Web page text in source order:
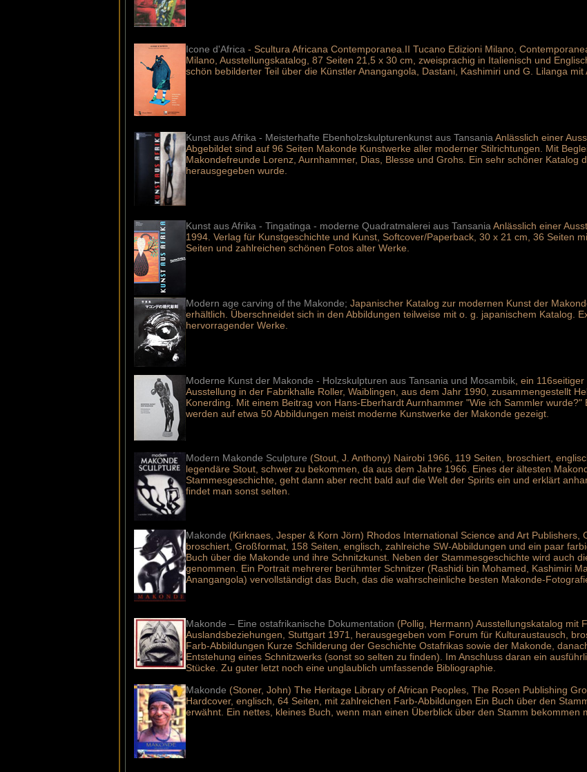
Icone d'Africa - Scultura Africana Contemporanea.II Tucano Edizioni Milano,
Milano, Ausstellungskatalog, 87 Seiten 21,5 x 30 cm, zweisprachig in Italienisch und
schön bebilderter Teil über die Künstler Anangangola, Dastani, Kashimiri und G. Lilanga mit
Kunst aus Afrika - Meisterhafte Ebenholzskulpturenkunst aus Tansania Anlässlich einer
Abgebildet sind auf 96 Seiten Makonde Kunstwerke aller moderner Stilrichtungen. Mit
Makondefreunde Lorenz, Aurnhammer, Dias, Blesse und Grohs. Ein sehr schöner Katalog
herausgegeben wurde.
Kunst aus Afrika - Tingatinga - moderne Quadratmalerei aus Tansania Anlässlich einer
1994. Verlag für Kunstgeschichte und Kunst, Softcover/Paperback, 30 x 21 cm, 36 Seiten
Seiten und zahlreichen schönen Fotos alter Werke.
Modern age carving of the Makonde; Japanischer Katalog zur modernen Kunst der
erhältlich. Überschneidet sich in den Abbildungen teilweise mit o. g. japanischem Katalog.
hervorragender Werke.
Moderne Kunst der Makonde - Holzskulpturen aus Tansania und Mosambik , ein
Ausstellung in der Fabrikhalle Roller, Waiblingen, aus dem Jahr 1990, zusammengestellt
Konerding. Mit einem Beitrag von Hans-Eberhardt Aurnhammer "Wie ich Sammler
werden auf etwa 50 Abbildungen meist moderne Kunstwerke der Makonde gezeigt.
Modern Makonde Sculpture (Stout, J. Anthony) Nairobi 1966, 119 Seiten, broschiert,
legendäre Stout, schwer zu bekommen, da aus dem Jahre 1966. Eines der ältesten
Stammesgeschichte, geht dann aber recht bald auf die Welt der Spirits ein und erklärt
findet man sonst selten.
Makonde (Kirknaes, Jesper & Korn Jörn) Rhodos International Science and Art Publishers,
broschiert, Großformat, 158 Seiten, englisch, zahlreiche SW-Abbildungen und ein paar
Buch über die Makonde und ihre Schnitzkunst. Neben der Stammesgeschichte wird auch
genommen. Ein Portrait mehrerer berühmter Schnitzer (Rashidi bin Mohamed, Kashimiri
Anangangola) vervollständigt das Buch, das die wahrscheinliche besten Makonde-
Makonde – Eine ostafrikanische Dokumentation (Pollig, Hermann) Ausstellungskatalog mit
Auslandsbeziehungen, Stuttgart 1971, herausgegeben vom Forum für Kulturaustausch,
Farb-Abbildungen Kurze Schilderung der Geschichte Ostafrikas sowie der Makonde,
Entstehung eines Schnitzwerks (sonst so selten zu finden). Im Anschluss daran ein
Stücke. Zu guter letzt noch eine unglaublich umfassende Bibliographie.
Makonde (Stoner, John) The Heritage Library of African Peoples, The Rosen Publishing
Hardcover, englisch, 64 Seiten, mit zahlreichen Farb-Abbildungen Ein Buch über den
erwähnt. Ein nettes, kleines Buch, wenn man einen Überblick über den Stamm bekommen